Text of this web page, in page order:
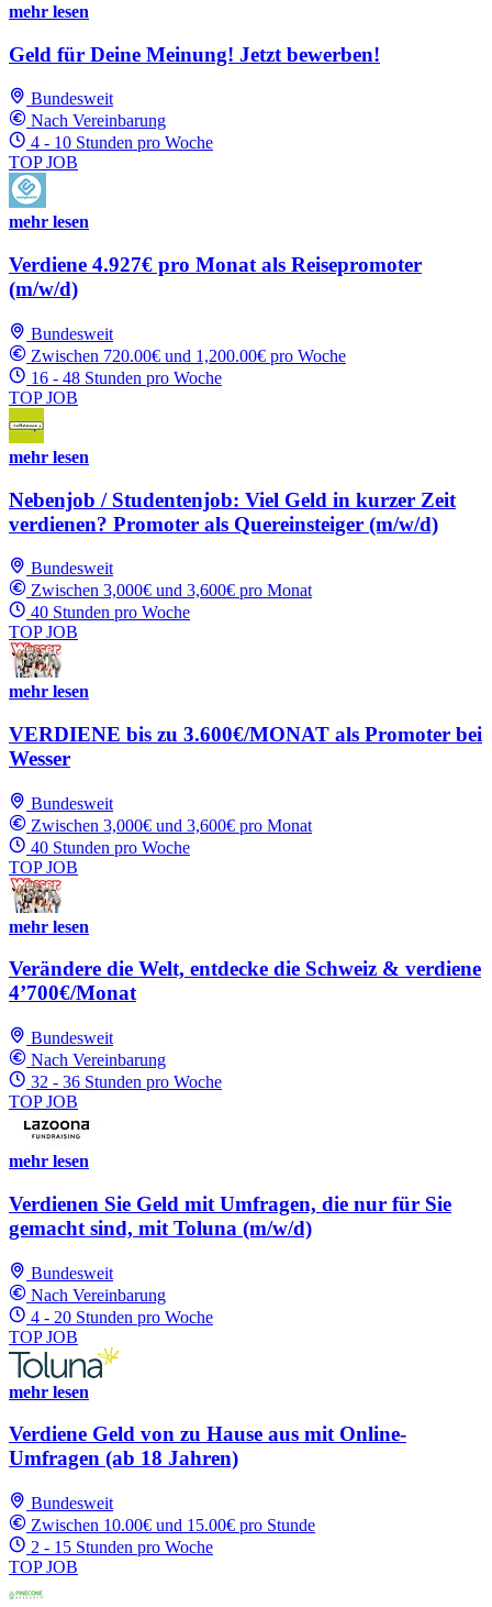
mehr lesen
Geld für Deine Meinung! Jetzt bewerben!
Bundesweit
Nach Vereinbarung
4 - 10 Stunden pro Woche
TOP JOB
mehr lesen
Verdiene 4.927€ pro Monat als Reisepromoter
(m/w/d)
Bundesweit
Zwischen 720.00€ und 1,200.00€ pro Woche
16 - 48 Stunden pro Woche
TOP JOB
mehr lesen
Nebenjob / Studentenjob: Viel Geld in kurzer Zeit
verdienen? Promoter als Quereinsteiger (m/w/d)
Bundesweit
Zwischen 3,000€ und 3,600€ pro Monat
40 Stunden pro Woche
TOP JOB
mehr lesen
VERDIENE bis zu 3.600€/MONAT als Promoter bei
Wesser
Bundesweit
Zwischen 3,000€ und 3,600€ pro Monat
40 Stunden pro Woche
TOP JOB
mehr lesen
Verändere die Welt, entdecke die Schweiz & verdiene
4’700€/Monat
Bundesweit
Nach Vereinbarung
32 - 36 Stunden pro Woche
TOP JOB
mehr lesen
Verdienen Sie Geld mit Umfragen, die nur für Sie
gemacht sind, mit Toluna (m/w/d)
Bundesweit
Nach Vereinbarung
4 - 20 Stunden pro Woche
TOP JOB
mehr lesen
Verdiene Geld von zu Hause aus mit Online-
Umfragen (ab 18 Jahren)
Bundesweit
Zwischen 10.00€ und 15.00€ pro Stunde
2 - 15 Stunden pro Woche
TOP JOB